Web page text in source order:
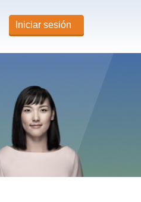
Iniciar sesión